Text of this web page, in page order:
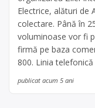
Electrice, alături de
colectare. Până în
voluminoase vor fi
firmă pe baza
800. Linia
publicat acum 5 ani